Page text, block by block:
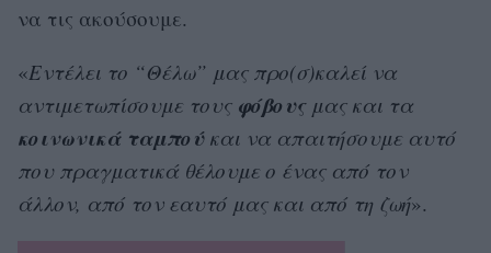
να τις ακούσουμε.
«Εντέλει το “Θέλω” μας προ(σ)καλεί να
αντιμετωπίσουμε τους φόβουςμας και τα
κοινωνικά ταμπούκαι να απαιτήσουμε αυτό
που πραγματικά θέλουμε ο ένας από τον
άλλον, από τον εαυτό μας και από τη ζωή».